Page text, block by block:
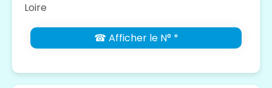
Loire
☎ Afficher le N° *